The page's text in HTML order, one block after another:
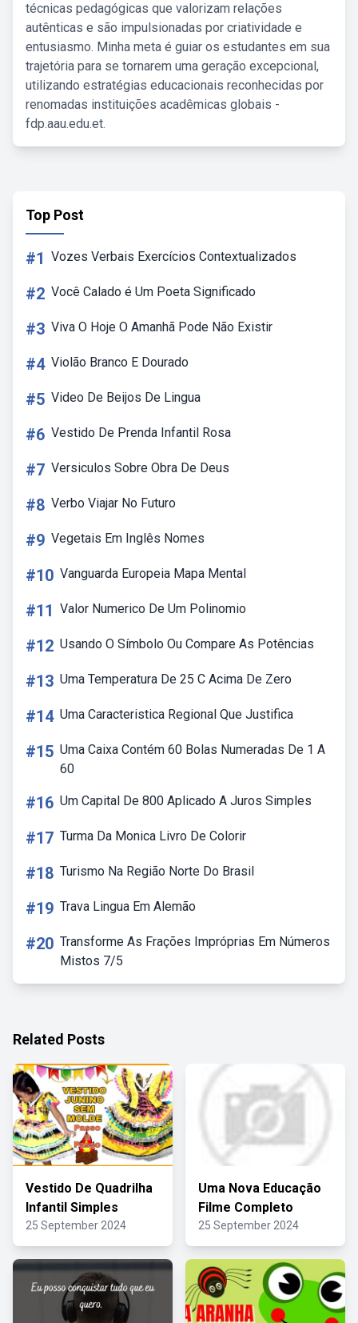
técnicas pedagógicas que valorizam relações
autênticas e são impulsionadas por criatividade e
entusiasmo. Minha meta é guiar os estudantes em sua
trajetória para se tornarem uma geração excepcional,
utilizando estratégias educacionais reconhecidas por
renomadas instituições acadêmicas globais -
fdp.aau.edu.et.
Top Post
#1 Vozes Verbais Exercícios Contextualizados
#2 Você Calado é Um Poeta Significado
#3 Viva O Hoje O Amanhã Pode Não Existir
#4 Violão Branco E Dourado
#5 Video De Beijos De Lingua
#6 Vestido De Prenda Infantil Rosa
#7 Versiculos Sobre Obra De Deus
#8 Verbo Viajar No Futuro
#9 Vegetais Em Inglês Nomes
#10 Vanguarda Europeia Mapa Mental
#11 Valor Numerico De Um Polinomio
#12 Usando O Símbolo Ou Compare As Potências
#13 Uma Temperatura De 25 C Acima De Zero
#14 Uma Caracteristica Regional Que Justifica
#15 Uma Caixa Contém 60 Bolas Numeradas De 1 A
60
#16 Um Capital De 800 Aplicado A Juros Simples
#17 Turma Da Monica Livro De Colorir
#18 Turismo Na Região Norte Do Brasil
#19 Trava Lingua Em Alemão
#20 Transforme As Frações Impróprias Em Números
Mistos 7/5
Related Posts
Vestido De Quadrilha
Infantil Simples
25 September 2024
Uma Nova Educação
Filme Completo
25 September 2024